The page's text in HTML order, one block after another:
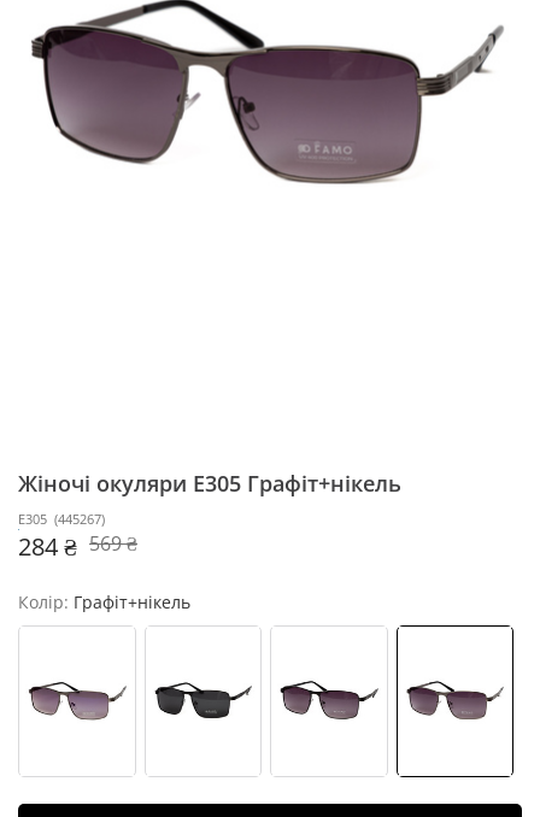
Жіночі окуляри E305 Графіт+нікель
E305 (445267)
284 ₴ 569 ₴
Колір: Графіт+нікель